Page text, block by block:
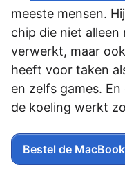
meeste mensen.
chip die niet alleen
verwerkt, maar
heeft voor taken
en zelfs games.
de koeling werkt
Bestel de